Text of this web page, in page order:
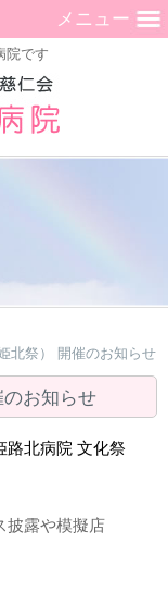
院です
メニュー
祭） 開催のお知らせ
お知らせ
路北病院 文化祭
披露や模擬店